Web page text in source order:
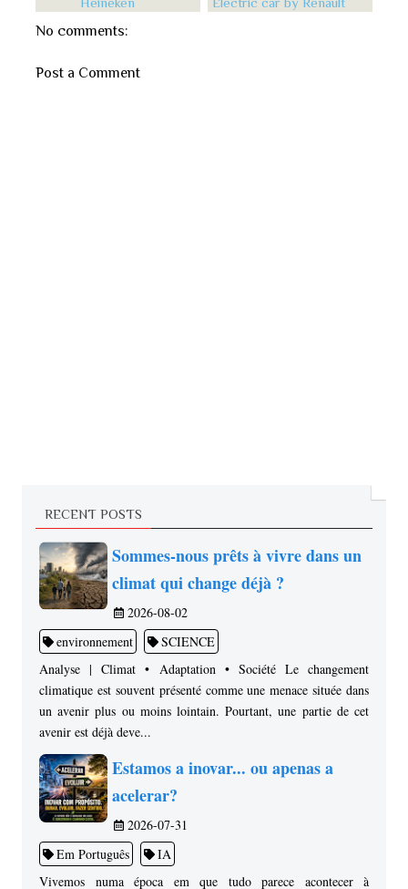
No comments:
Post a Comment
RECENT POSTS
Sommes-nous prêts à vivre dans un
climat qui change déjà ?
2026-08-02
environnement
SCIENCE
Analyse | Climat • Adaptation • Société Le changement
climatique est souvent présenté comme une menace située dans
un avenir plus ou moins lointain. Pourtant, une partie de cet
avenir est déjà deve...
Estamos a inovar... ou apenas a
acelerar?
2026-07-31
Em Português
IA
Vivemos numa época em que tudo parece acontecer à